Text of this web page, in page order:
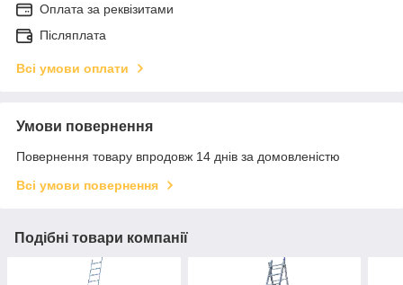
Оплата за реквізитами
Післяплата
Всі умови оплати
Умови повернення
Повернення товару впродовж 14 днів за домовленістю
Всі умови повернення
Подібні товари компанії